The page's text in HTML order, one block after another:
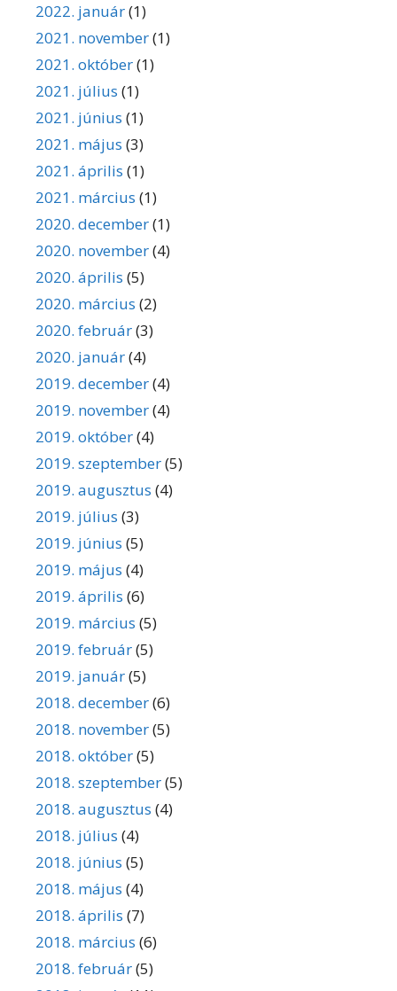
2022. január(1)
2021. november(1)
2021. október(1)
2021. július (1)
2021. június (1)
2021. május (3)
2021. április (1)
2021. március (1)
2020. december(1)
2020. november(4)
2020. április (5)
2020. március (2)
2020. február(3)
2020. január(4)
2019. december(4)
2019. november(4)
2019. október(4)
2019. szeptember(5)
2019. augusztus (4)
2019. július (3)
2019. június (5)
2019. május (4)
2019. április (6)
2019. március (5)
2019. február(5)
2019. január(5)
2018. december(6)
2018. november(5)
2018. október(5)
2018. szeptember(5)
2018. augusztus (4)
2018. július (4)
2018. június (5)
2018. május (4)
2018. április (7)
2018. március (6)
2018. február(5)